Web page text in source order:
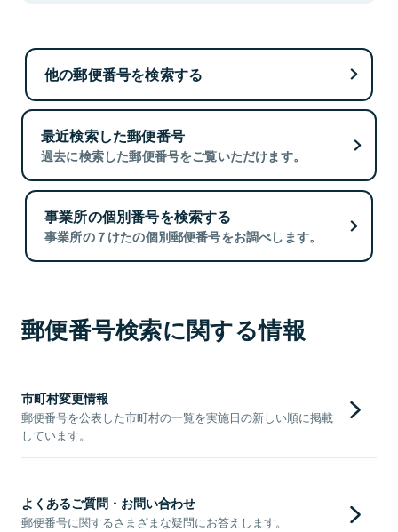
他の郵便番号を検索する
最近検索した郵便番号
過去に検索した郵便番号をご覧いただけます。
事業所の個別番号を検索する
事業所の７けたの個別郵便番号をお調べします。
郵便番号検索に関する情報
市町村変更情報
郵便番号を公表した市町村の一覧を実施日の新しい順に掲載
しています。
よくあるご質問・お問い合わせ
郵便番号に関するさまざまな疑問にお答えします。